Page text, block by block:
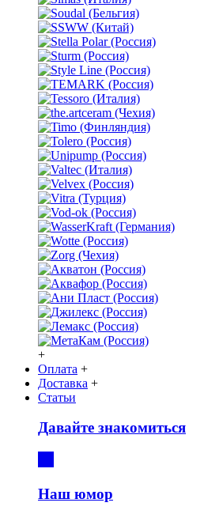
+
Оплата +
Доставка +
Статьи
Давайте знакомиться
Наш юмор